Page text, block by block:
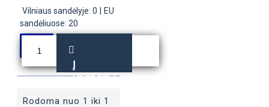
Vilniaus sandėlyje: 0
EU
sandėliuose: 20
Į
KREPŠELĮ
Rodoma nuo 1 iki 1